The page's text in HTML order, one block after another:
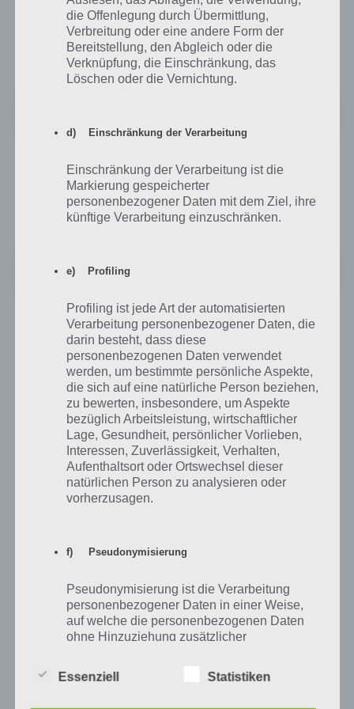
Angry Birds Go kann zum einen bei Google Play für Android
heruntergeladen werden. Hier gehts zu Google Play:
heruntergeladen werden. Es handelt sich hierbei um eine Universal
App für iPhone, iPad und iPod Touch. Allerdings wird mindestens iOS
6 vorausgesetzt. Hier gehts zum iTunes App Store:
Preis:Kostenlos
Zu guter letzt gibt es Angry Birds Go als App auch für Windows
Phone. Hier gehts zum Windows Phone Store:
Auf WhatsApp teilen Teilen auf Facebook
Tweet auf Twitter
Mehr Artikel hier auf Touchportal
die Offenlegung durch Übermittlung,
Verbreitung oder eine andere Form der
Bereitstellung, den Abgleich oder die
Verknüpfung, die Einschränkung, das
Löschen oder die Vernichtung.
d) Einschränkung der Verarbeitung
Einschränkung der Verarbeitung ist die
Markierung gespeicherter
personenbezogener Daten mit dem Ziel, ihre
künftige Verarbeitung einzuschränken.
e) Profiling
Profiling ist jede Art der automatisierten
Verarbeitung personenbezogener Daten, die
darin besteht, dass diese
personenbezogenen Daten verwendet
werden, um bestimmte persönliche Aspekte,
die sich auf eine natürliche Person beziehen,
zu bewerten, insbesondere, um Aspekte
bezüglich Arbeitsleistung, wirtschaftlicher
Lage, Gesundheit, persönlicher Vorlieben,
Interessen, Zuverlässigkeit, Verhalten,
Aufenthaltsort oder Ortswechsel dieser
natürlichen Person zu analysieren oder
vorherzusagen.
f) Pseudonymisierung
Pseudonymisierung ist die Verarbeitung
personenbezogener Daten in einer Weise,
auf welche die personenbezogenen Daten
ohne Hinzuziehung zusätzlicher
betroffenen Person zugeordnet werden
können, sofern diese zusätzlichen
Essenziell Statistiken